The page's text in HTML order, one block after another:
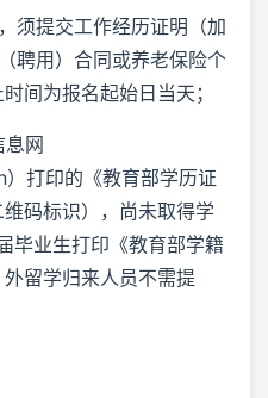
须提交工作经历证明（加
聘用）合同或养老保险个
间为报名起始日当天；
息网
打印的《教育部学历证
码标识），尚未取得学
毕业生打印《教育部学籍
留学归来人员不需提